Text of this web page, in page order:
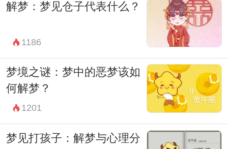
梦境在不同的人身上可能有不同的解读。因
此，除了以上的可能性外，病人梦见护土还
可能代表着其他更为个体化的意义。要深入
了解梦境的含义，需要结合病人的具体情境
和生活经历进行分析。
总的来说，病人梦见护土是一种常见的梦
境，可能代表着对安全和保护的需求，对家
庭和亲情的牵挂，以及对未来的希望和期
解梦：梦见仓子代表什么？
1186
梦境之谜：梦中的恶梦该如
何解梦？
1201
梦见打孩子：解梦与心理分